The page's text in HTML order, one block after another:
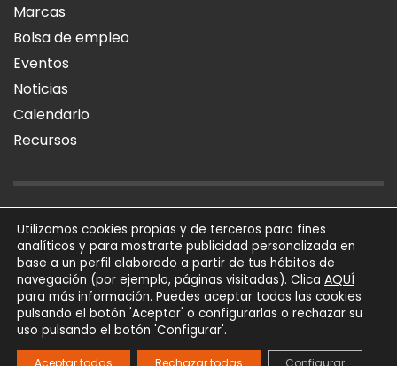
Marcas
Bolsa de empleo
Eventos
Noticias
Calendario
Recursos
AVISO LEGAL POLÍTICA DE PRIVACIDAD POLÍTICA DE COOKIES
SÍGUENOS
AFIAL Asociación © 2026
Todos los derechos
reservados
Powered by
Trígono
Utilizamos cookies propias y de terceros para fines
analíticos y para mostrarte publicidad personalizada en
base a un perfil elaborado a partir de tus hábitos de
navegación (por ejemplo, páginas visitadas). Clica AQUÍ
para más información. Puedes aceptar todas las cookies
pulsando el botón 'Aceptar' o configurarlas o rechazar su
uso pulsando el botón 'Configurar'.
Aceptar todas Rechazar todas Configurar